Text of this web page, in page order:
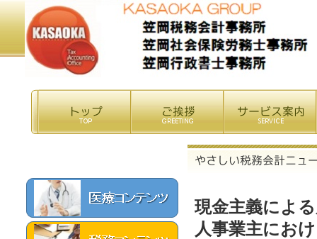
現金主義によ
人事業主にお